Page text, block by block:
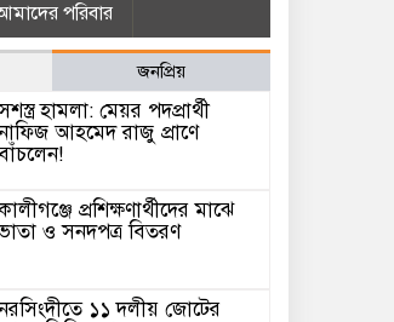
পরিবার
জনপ্রিয়
হামলা: মেয়র পদপ্রার্থী
আহমেদ রাজু প্রাণে
প্রশিক্ষণার্থীদের মাঝে
ও সনদপত্র বিতরণ
১১ দলীয় জোটের